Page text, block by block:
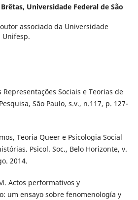
Universidade Federal de São
associado da Universidade
Unifesp.
Representações Sociais e Teorias de
São Paulo, s.v., n.117, p. 127-
Teoria Queer e Psicologia Social
Psicol. Soc., Belo Horizonte, v.
2014.
M. Actos performativos y
um ensayo sobre fenomenología y